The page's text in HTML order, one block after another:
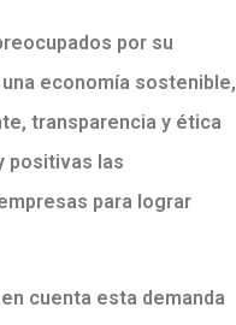
por su
economía sostenible,
transparencia y ética
positivas las
para lograr
cuenta esta demanda